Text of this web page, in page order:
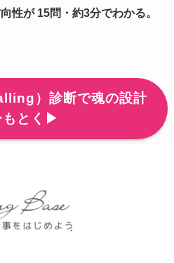
性が 15問・約3分でわかる。
）診断で魂の設計
もとく▶